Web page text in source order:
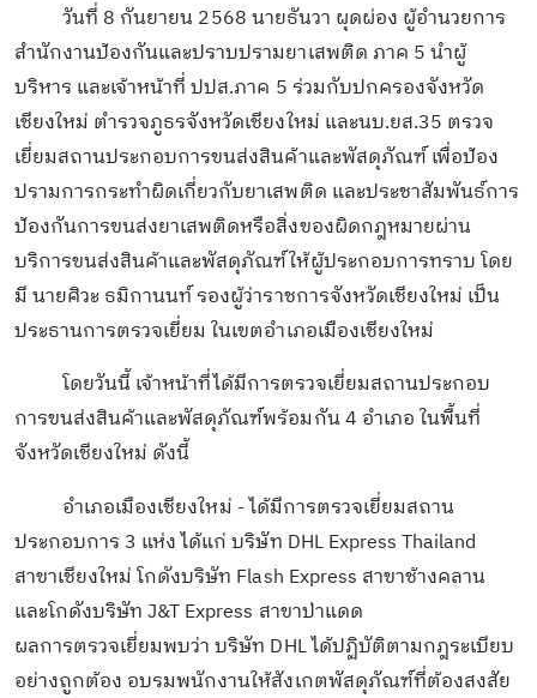
วันที่ 8 กันยายน 2568 นายธันวา ผุดผ่อง ผู้อำนวยการ
สำนักงานป้องกันและปราบปรามยาเสพติด ภาค 5 นำผู้
บริหาร และเจ้าหน้าที่ ปปส.ภาค 5 ร่วมกับปกครองจังหวัด
เชียงใหม่ ตำรวจภูธรจังหวัดเชียงใหม่ และนบ.ยส.35 ตรวจ
เยี่ยมสถานประกอบการขนส่งสินค้าและพัสดุภัณฑ์ เพื่อป้อง
ปรามการกระทำผิดเกี่ยวกับยาเสพติด และประชาสัมพันธ์การ
ป้องกันการขนส่งยาเสพติดหรือสิ่งของผิดกฎหมายผ่าน
บริการขนส่งสินค้าและพัสดุภัณฑ์ให้ผู้ประกอบการทราบ โดย
มี นายศิวะ ธมิกานนท์ รองผู้ว่าราชการจังหวัดเชียงใหม่ เป็น
ประธานการตรวจเยี่ยม ในเขตอำเภอเมืองเชียงใหม่
โดยวันนี้ เจ้าหน้าที่ได้มีการตรวจเยี่ยมสถานประกอบ
การขนส่งสินค้าและพัสดุภัณฑ์พร้อมกัน 4 อำเภอ ในพื้นที่
จังหวัดเชียงใหม่ ดังนี้
อำเภอเมืองเชียงใหม่ - ได้มีการตรวจเยี่ยมสถาน
ประกอบการ 3 แห่ง ได้แก่ บริษัท DHL Express Thailand
สาขาเชียงใหม่ โกดังบริษัท Flash Express สาขาช้างคลาน
และโกดังบริษัท J&T Express สาขาป่าแดด
ผลการตรวจเยี่ยมพบว่า บริษัท DHL ได้ปฏิบัติตามกฎระเบียบ
อย่างถูกต้อง อบรมพนักงานให้สังเกตพัสดุภัณฑ์ที่ต้องสงสัย